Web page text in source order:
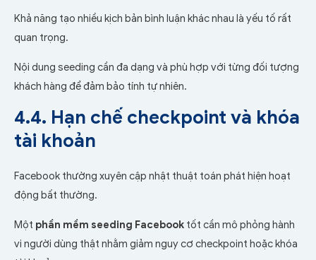
Khả năng tạo nhiều kịch bản bình luận khác nhau là yếu tố rất
quan trọng.
Nội dung seeding cần đa dạng và phù hợp với từng đối tượng
khách hàng để đảm bảo tính tự nhiên.
4.4. Hạn chế checkpoint và khóa
tài khoản
Facebook thường xuyên cập nhật thuật toán phát hiện hoạt
động bất thường.
Một phần mềm seeding Facebook tốt cần mô phỏng hành
vi người dùng thật nhằm giảm nguy cơ checkpoint hoặc khóa